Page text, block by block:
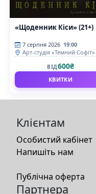
«Щоденник Кіси» (21+)
7 серпня 2026 19:00
Арт-студія «Темний Софіт»
ВІД600₴
КВИТКИ
Клієнтам
Особистий кабінет
Напишіть нам
Публічна оферта
Партнера